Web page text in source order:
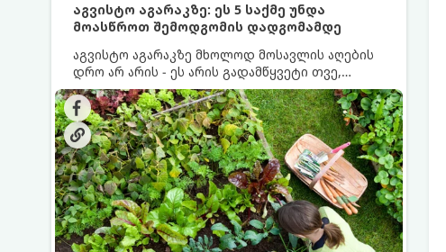
აგვისტო აგარაკზე: ეს 5 საქმე უნდა
მოასწროთ შემოდგომის დადგომამდე
აგვისტო აგარაკზე მხოლოდ მოსავლის აღების
დრო არ არის - ეს არის გადამწყვეტი თვე,
როდესაც საფუძველი ეყრება მომავალი წლის
მოსავალს და ბაღი მზადდება შემოდგომა-
ზამთრის სეზონისთვის. იმისათვის, რომ
ნიადაგმა ენერგია აღიდგინოს, ხოლო
მცენარეებმა ზამთარს გაუძლონ, აგვისტოს
ბოლომდე 5 მნიშვნელოვანი საქმის გაკეთება
უნდა მოასწროთ: